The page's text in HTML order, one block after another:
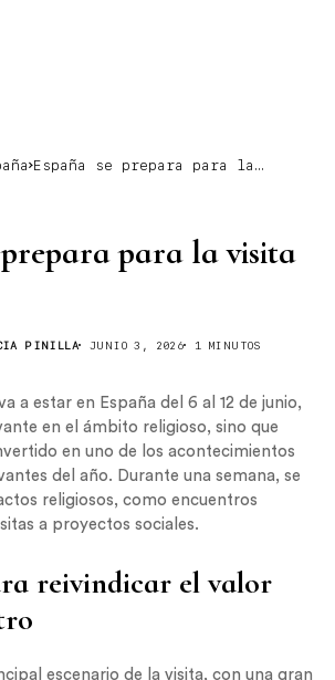
España se prepara para la
prepara para la visita
PINILLA JUNIO 3, 2026 1 MINUTOS
a estar en España del 6 al 12 de junio,
en el ámbito religioso, sino que
en uno de los acontecimientos
del año. Durante una semana, se
religiosos, como encuentros
a proyectos sociales.
reivindicar el valor
escenario de la visita, con una gran